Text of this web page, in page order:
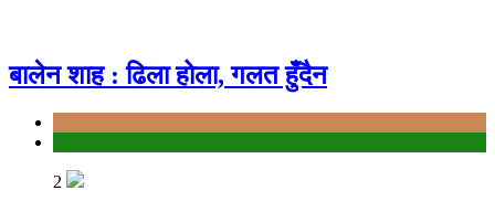
बालेन शाह : ढिला होला, गलत हुँदैन
2